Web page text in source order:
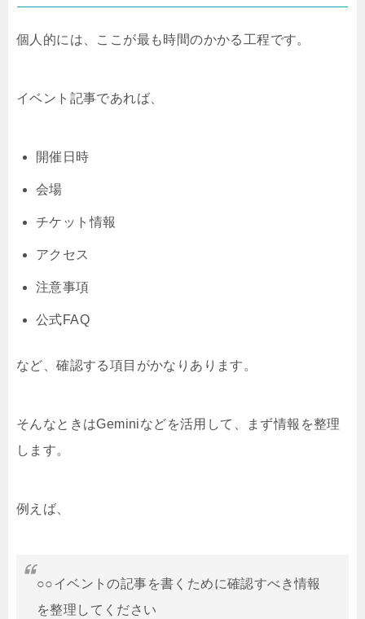
個人的には、ここが最も時間のかかる工程です。
イベント記事であれば、
開催日時
会場
チケット情報
アクセス
注意事項
公式FAQ
など、確認する項目がかなりあります。
そんなときはGeminiなどを活用して、まず情報を整理
します。
例えば、
○○イベントの記事を書くために確認すべき情報
を整理してください